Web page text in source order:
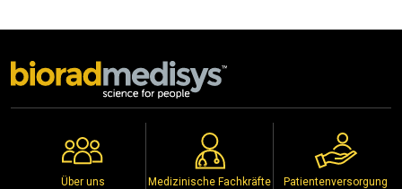
Über uns Medizinische Fachkräfte Patientenversorgung
Hotel Uday Samudra, Trivandrum, Kerala
11th to 13th August 2023
Alle Rechte vorbehalten
Veranstaltungen
Datenschutzpolitik